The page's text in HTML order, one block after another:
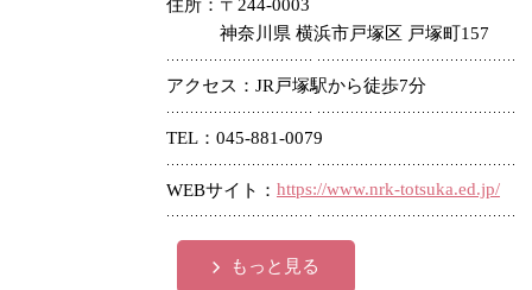
住所
〒244-0003
神奈川県 横浜市戸塚区 戸塚町157
アクセス JR戸塚駅から徒歩7分
TEL 045-881-0079
WEBサイト https://www.nrk-totsuka.ed.jp/
もっと見る